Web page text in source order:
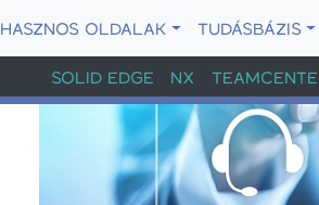
HASZNOS OLDALAK TUDÁSBÁZIS
SOLID EDGE
NX